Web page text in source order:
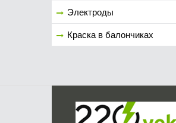
Электроды
Краска в балончиках